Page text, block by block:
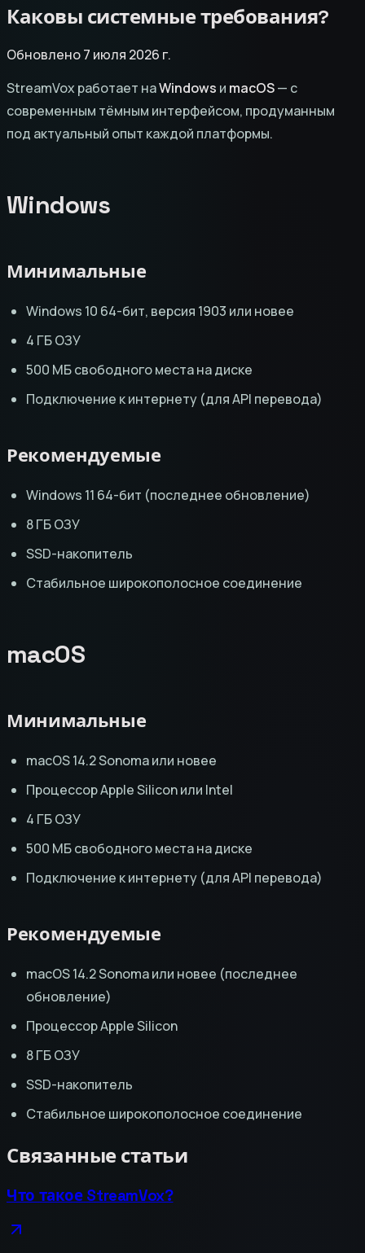
Каковы системные требования?
Обновлено 7 июля 2026 г.
StreamVox работает наWindows и macOS— с
современным тёмным интерфейсом, продуманным
под актуальный опыт каждой платформы.
Windows
Минимальные
Windows 10 64-бит, версия 1903 или новее
4 ГБ ОЗУ
500 МБ свободного места на диске
Подключение к интернету (для API перевода)
Рекомендуемые
Windows 11 64-бит (последнее обновление)
8 ГБ ОЗУ
SSD-накопитель
Стабильное широкополосное соединение
macOS
Минимальные
macOS 14.2 Sonoma или новее
Процессор Apple Silicon или Intel
4 ГБ ОЗУ
500 МБ свободного места на диске
Подключение к интернету (для API перевода)
Рекомендуемые
macOS 14.2 Sonoma или новее (последнее
обновление)
Процессор Apple Silicon
8 ГБ ОЗУ
SSD-накопитель
Стабильное широкополосное соединение
Связанные статьи
Что такое StreamVox?